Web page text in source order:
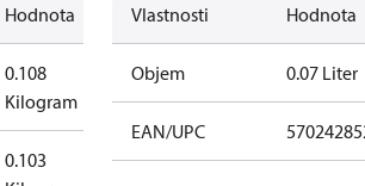
Hodnota
0.108
Kilogram
0.103
Vlastnosti Hodnota
Objem 0.07 Liter
EAN/UPC